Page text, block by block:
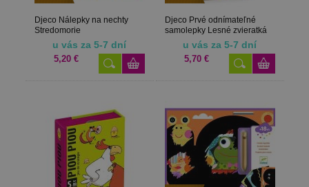
Djeco Nálepky na nechty
Stredomorie
u vás za 5-7 dní
5,20 €
Djeco Prvé odnímateľné
samolepky Lesné zvieratká
u vás za 5-7 dní
5,70 €